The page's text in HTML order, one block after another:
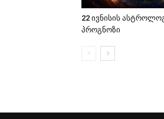
22 ივნისის
პროგნოზი